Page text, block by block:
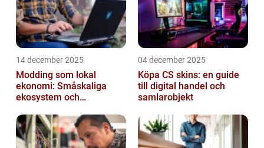
14 december 2025
Modding som lokal
ekonomi: Småskaliga
ekosystem och
04 december 2025
Köpa CS skins: en guide
till digital handel och
samlarobjekt